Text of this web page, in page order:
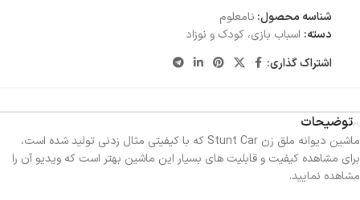
شناسه محصول: نامعلوم
دسته: اسباب بازی، کودک و نوزاد
اشتراک گذاری:
توضیحات
ماشین دیوانه ملق زن Stunt Car که با کیفیتی مثال زدنی تولید شده است،
برای مشاهده کیفیت و قابلیت های بسیار این ماشین بهتر است که ویدیو آن را
مشاهده نمایید.